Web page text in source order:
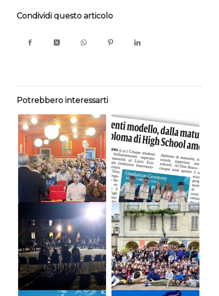
Condividi questo articolo
Potrebbero interessarti